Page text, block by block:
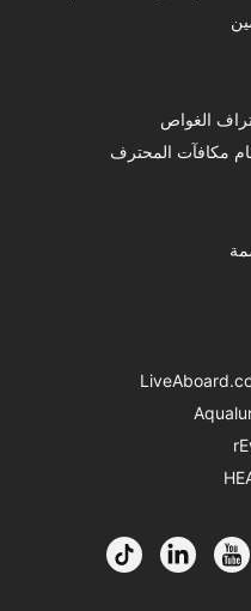
الغواص
مكافآت المحترف